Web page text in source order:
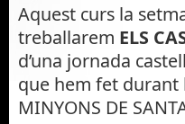
Aquest curs la
treballarem ELS
d’una jornada
que hem fet durant
MINYONS DE